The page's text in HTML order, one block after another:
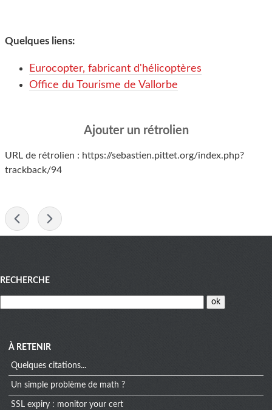
Quelques liens:
Eurocopter, fabricant d'hélicoptères
Office du Tourisme de Vallorbe
Ajouter un rétrolien
URL de rétrolien : https://sebastien.pittet.org/index.php?
trackback/94
Menu
RECHERCHE
À RETENIR
Quelques citations...
Un simple problème de math ?
SSL expiry : monitor your cert